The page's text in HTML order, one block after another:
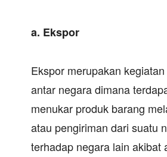
a. Ekspor
Ekspor merupakan
antar negara dimana
menukar produk barang
atau pengiriman dari suatu
terhadap negara lain akibat